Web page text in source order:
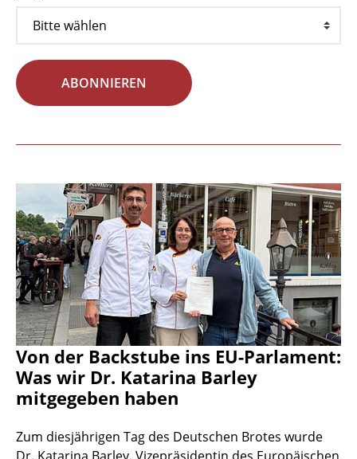
ABONNIEREN
Von der Backstube ins EU-Parlament:
Was wir Dr. Katarina Barley
mitgegeben haben
Zum diesjährigen Tag des Deutschen Brotes wurde